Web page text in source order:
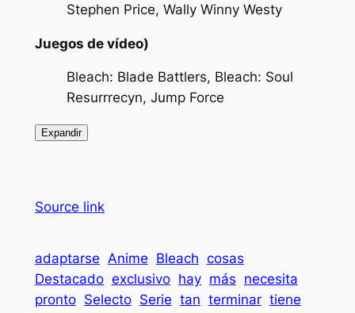
Stephen Price, Wally Winny Westy
Juegos de vídeo)
Bleach: Blade Battlers, Bleach: Soul
Resurrrecyn, Jump Force
Expandir
Source link
adaptarse Anime Bleach cosas
Destacado exclusivo hay más necesita
pronto Selecto Serie tan terminar tiene